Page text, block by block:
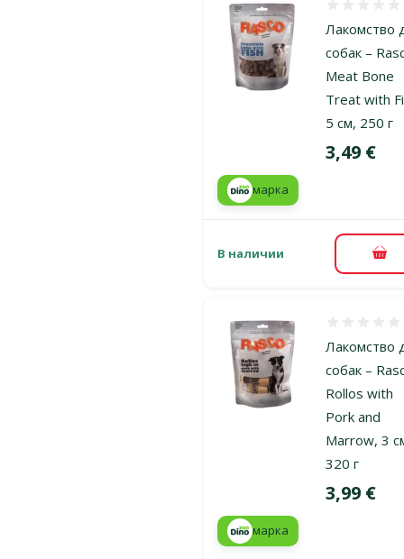
Лакомство
собак –
Meat Bone
Treat with
5 см, 250 г
Цена
3,49 €
марка
В наличии В
Лакомство
собак –
Rollos with
Pork and
Marrow, 3
320 г
Цена
3,99 €
марка